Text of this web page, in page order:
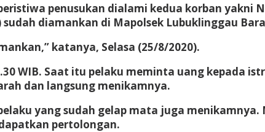
penusukan dialami kedua korban yakni
diamankan di Mapolsek Lubuklinggau
katanya, Selasa (25/8/2020).
WIB. Saat itu pelaku meminta uang kepada
dan langsung menikamnya.
yang sudah gelap mata juga
pertolongan.